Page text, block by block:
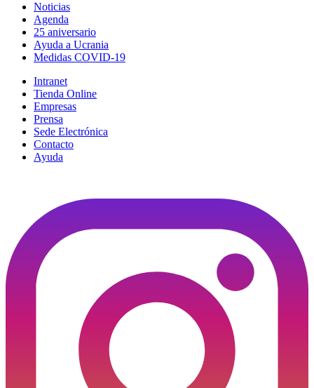
Noticias
Agenda
25 aniversario
Ayuda a Ucrania
Medidas COVID-19
Intranet
Tienda Online
Empresas
Prensa
Sede Electrónica
Contacto
Ayuda